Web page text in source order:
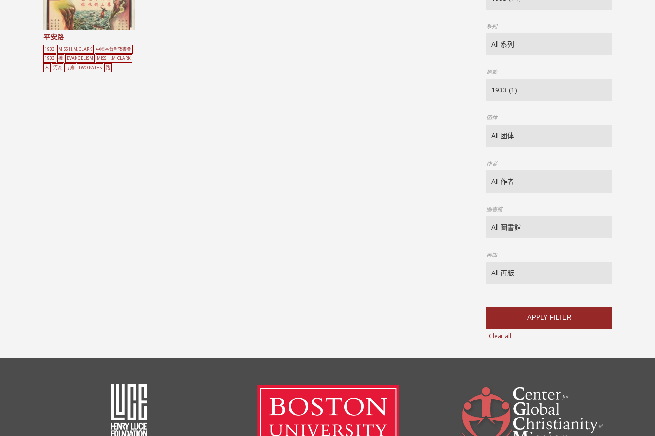
平安路
1933 MISS H.M. CLARK
中國基督聖教書會
1933
橋 EVANGELISM
MISS H.M. CLARK
人
河流 寺廟 TWO PATHS 路
系列
標籤
团体
作者
圖書館
再版
APPLY FILTER
Clear all